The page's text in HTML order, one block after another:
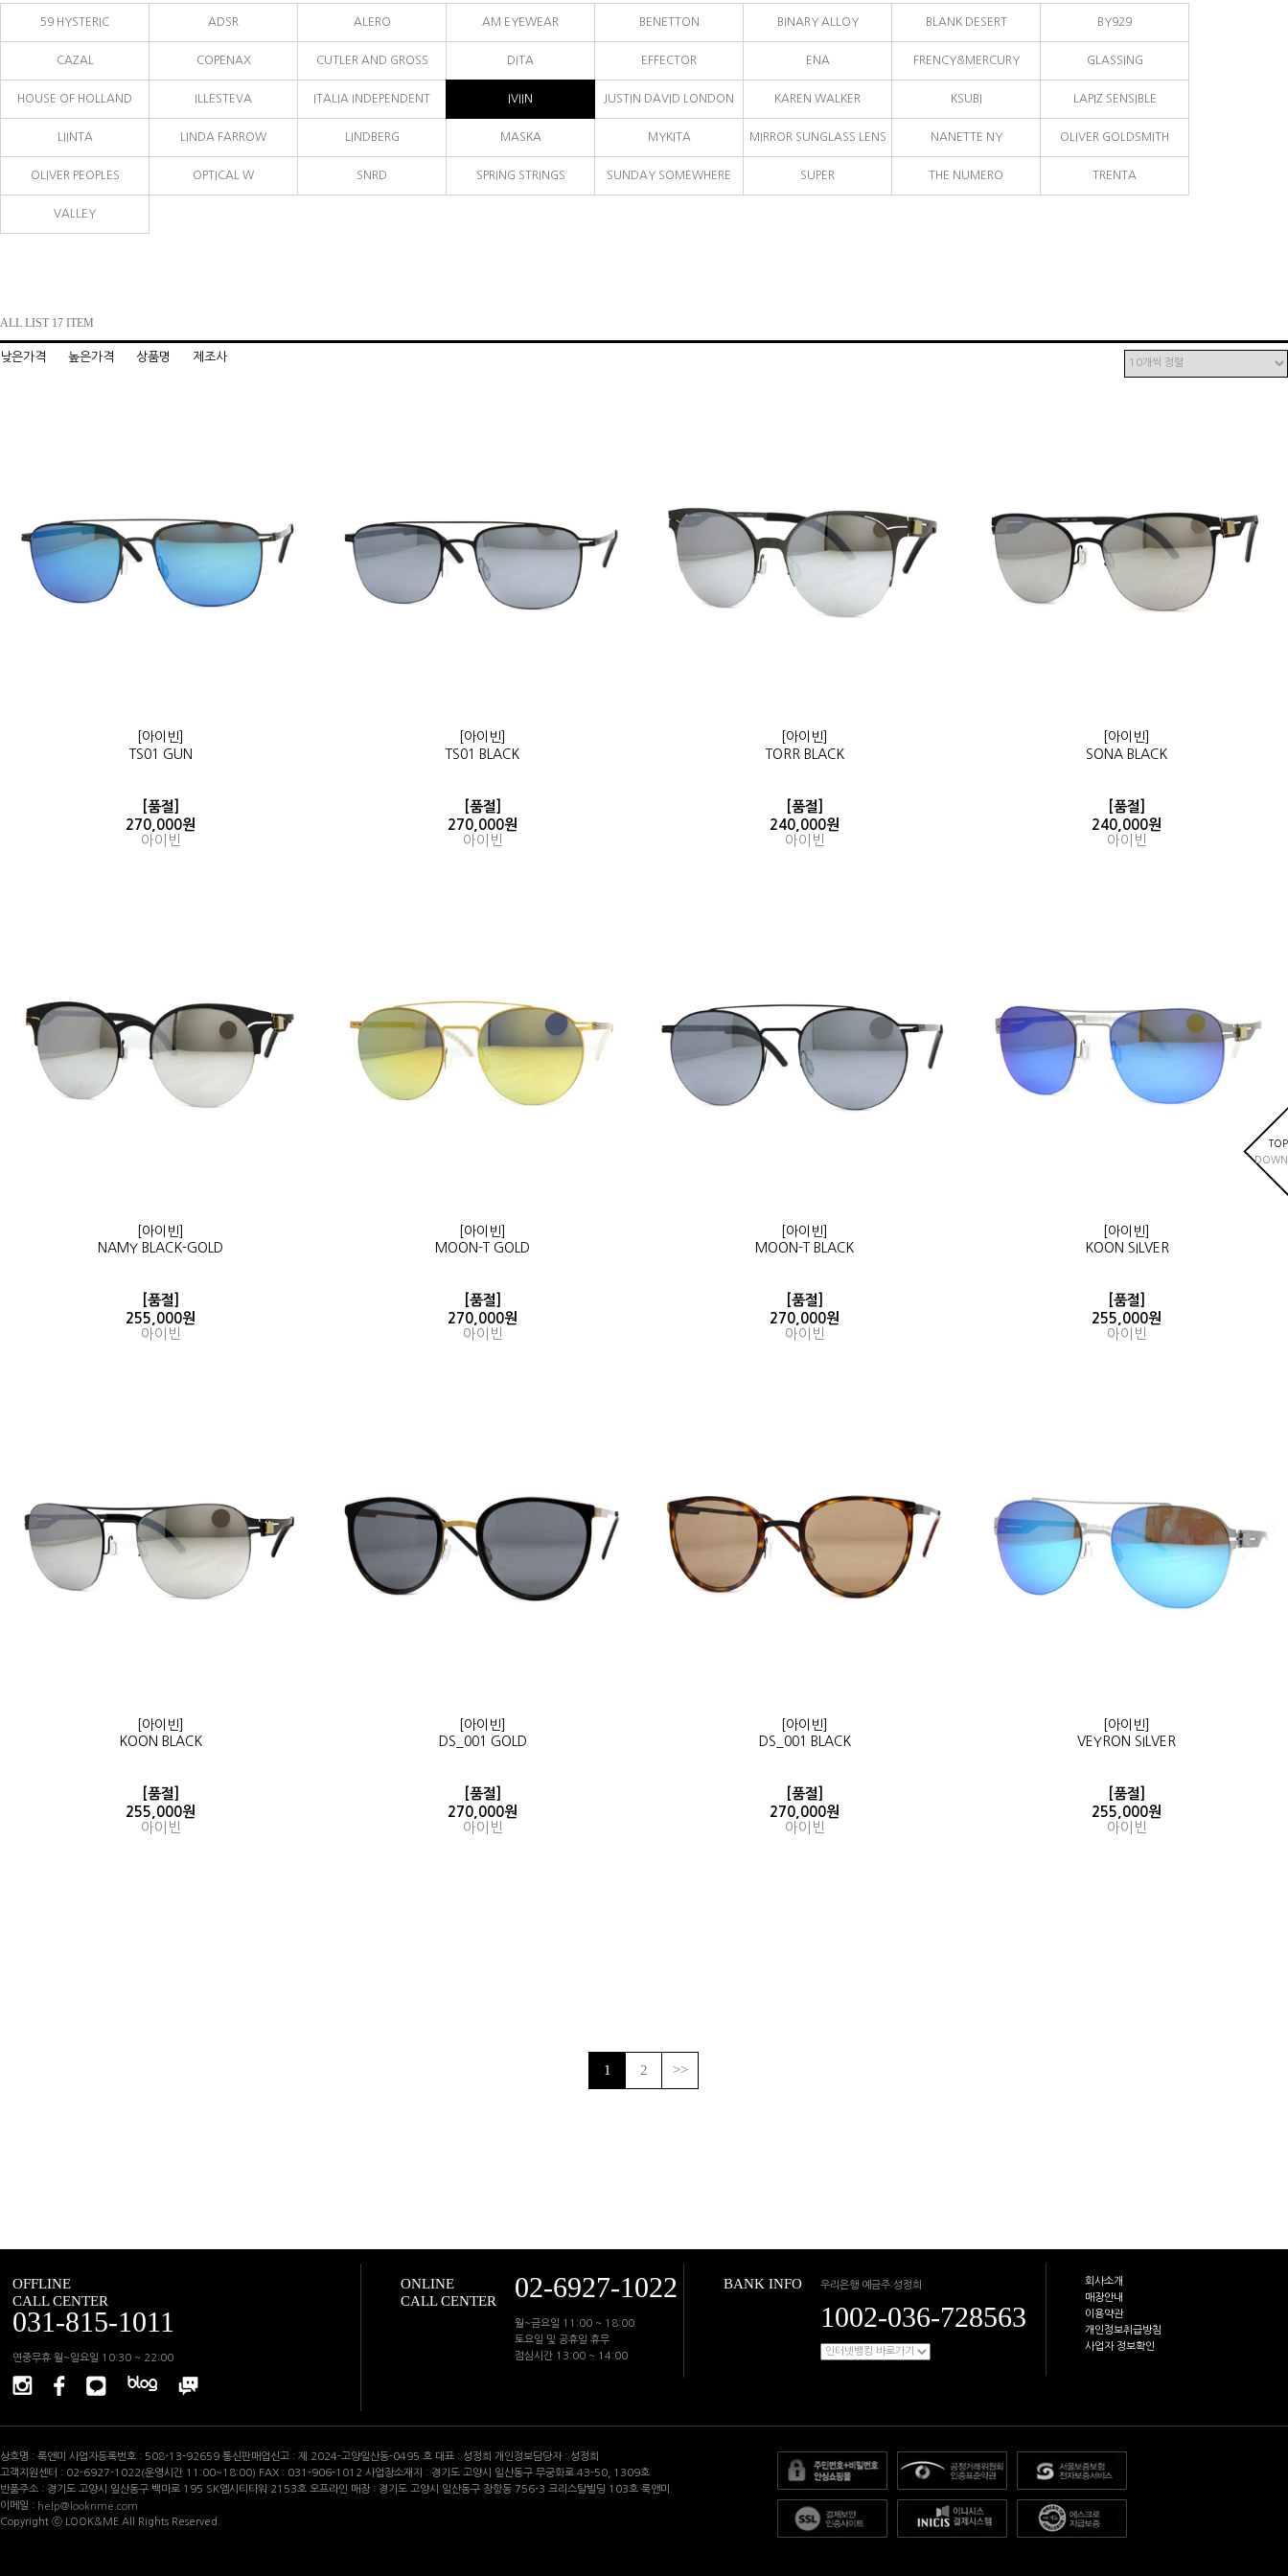
TOP
DOWN
59 HYSTERIC ADSR ALERO AM EYEWEAR BENETTON BINARY ALLOY BLANK DESERT BY929
CAZAL COPENAX CUTLER AND GROSS DITA EFFECTOR ENA FRENCY&MERCURY GLASSING
HOUSE OF HOLLAND ILLESTEVA ITALIA INDEPENDENT IVIIN JUSTIN DAVID LONDON KAREN WALKER KSUBI LAPIZ SENSIBLE
LIINTA LINDA FARROW LINDBERG MASKA MYKITA MIRROR SUNGLASS LENS NANETTE NY OLIVER GOLDSMITH
OLIVER PEOPLES OPTICAL W SNRD SPRING STRINGS SUNDAY SOMEWHERE SUPER THE NUMERO TRENTA
VALLEY
ALL LIST 17 ITEM
낮은가격 높은가격 상품명 제조사
[아이빈]
TS01 GUN
[품절]
270,000원
아이빈
[아이빈]
TS01 BLACK
[품절]
270,000원
아이빈
[아이빈]
TORR BLACK
[품절]
240,000원
아이빈
[아이빈]
SONA BLACK
[품절]
240,000원
아이빈
[아이빈]
NAMY BLACK-GOLD
[품절]
255,000원
아이빈
[아이빈]
MOON-T GOLD
[품절]
270,000원
아이빈
[아이빈]
MOON-T BLACK
[품절]
270,000원
아이빈
[아이빈]
KOON SILVER
[품절]
255,000원
아이빈
[아이빈]
KOON BLACK
[품절]
255,000원
아이빈
[아이빈]
DS_001 GOLD
[품절]
270,000원
아이빈
[아이빈]
DS_001 BLACK
[품절]
270,000원
아이빈
[아이빈]
VEYRON SILVER
[품절]
255,000원
아이빈
1 2 >>
OFFLINE
CALL CENTER
031-815-1011
연중무휴 월~일요일 10:30 ~ 22:00
ONLINE
CALL CENTER
02-6927-1022
월~금요일 11:00 ~ 18:00
토요일 및 공휴일 휴무
점심시간 13:00 ~ 14:00
BANK INFO 우리은행 예금주:성정희
1002-036-728563
회사소개
매장안내
이용약관
개인정보취급방침
사업자 정보확인
상호명 : 룩앤미 사업자등록번호 : 508-13-92659 통신판매업신고 : 제 2024-고양일산동-0495 호 대표 : 성정희 개인정보담당자 : 성정희
고객지원센터 : 02-6927-1022(운영시간 11:00~18:00) FAX : 031-906-1012 사업장소재지 : 경기도 고양시 일산동구 무궁화로 43-50, 1309호
반품주소 : 경기도 고양시 일산동구 백마로 195 SK엠시티타워 2153호 오프라인 매장 : 경기도 고양시 일산동구 장항동 756-3 크리스탈빌딩 103호 룩앤미
이메일 : help@looknme.com
Copyright ⓒ LOOK&ME All Rights Reserved.